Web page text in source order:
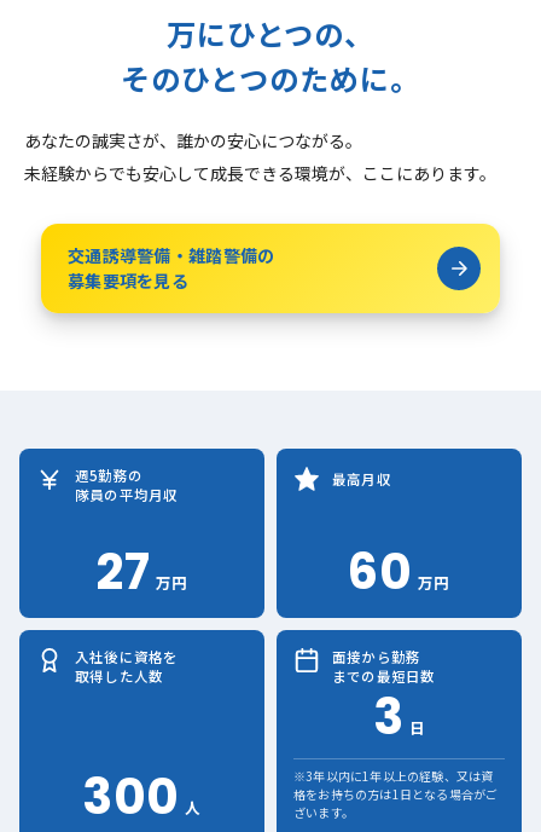
万にひとつの、
そのひとつのために。
あなたの誠実さが、誰かの安心につながる。
未経験からでも安心して成長できる環境が、ここにあります。
交通誘導警備・雑踏警備の
募集要項を見る
週5勤務の
隊員の平均月収
27 万円
最高月収
60 万円
入社後に資格を
取得した人数
300 人
面接から勤務
までの最短日数
3 日
※3年以内に1年以上の経験、又は資
格をお持ちの方は1日となる場合がご
ざいます。